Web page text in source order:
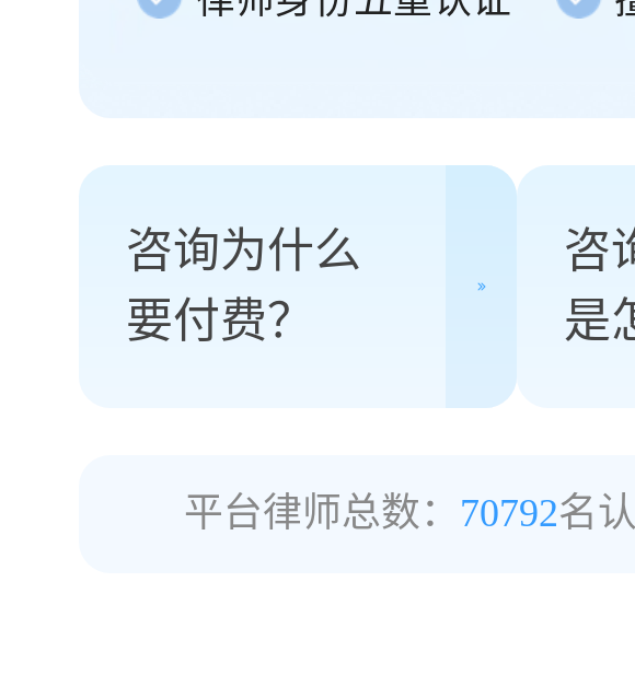
咨询为什么
要付费？
咨
是
平台律师总数： 70792名